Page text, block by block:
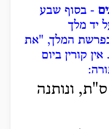
- בסוף שבע
יד מלך
המלך, "את
אין קורין ביום
ונותנה